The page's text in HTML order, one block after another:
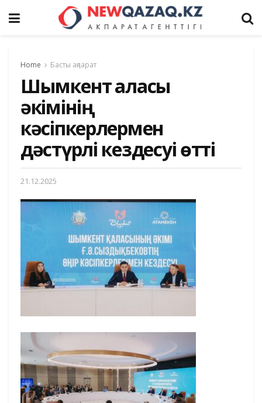
Home Басты ақпарат
Шымкент қаласы
әкімінің
кәсіпкерлермен
дәстүрлі кездесуі өтті
21.12.2025